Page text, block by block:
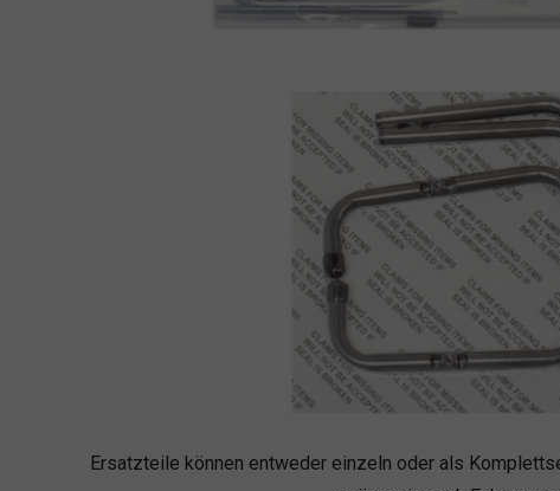
Ersatzteile können entweder einzeln oder als